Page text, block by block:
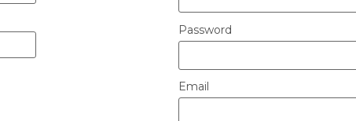
Password
Email